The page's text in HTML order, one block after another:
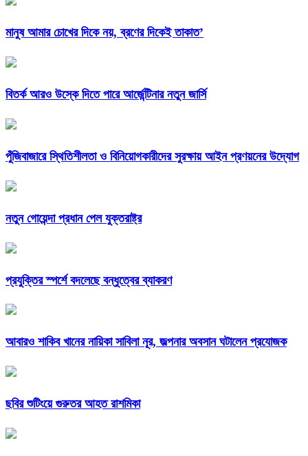
মানুষ আমার চোখের দিকে নয়, ব্রণের দিকেই তাকাত’
বিতর্ক আরও উস্কে দিতে পারে আর্জেন্টিনার নতুন জার্সি
পুঁজিবাজারে স্থিতিশীলতা ও বিনিয়োগকারীদের সুরক্ষায় আইন প্রণয়নের উদ্যোগ
নতুন গোয়েন্দা প্রধান পেল যুক্তরাষ্ট্র
প্রযুক্তির স্পর্শে বদলেছে বন্ধুত্বের ব্যাকরণ
আবারও শাকিব খানের নায়িকা সাবিলা নূর, জল্পনার অবসান ঘটালেন প্রযোজক
ছবির শুটিংয়ে গুরুতর আহত রাশমিকা